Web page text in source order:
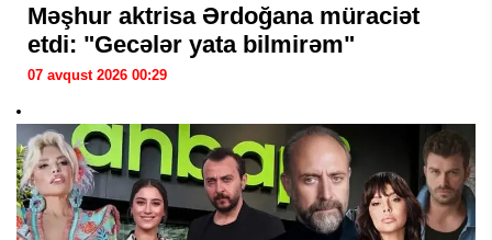
Məşhur aktrisa Ərdoğana müraciət
etdi: "Gecələr yata bilmirəm"
07 avqust 2026 00:29